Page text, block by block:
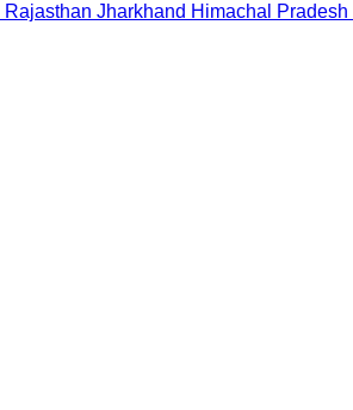
Rajasthan Jharkhand Himachal Pradesh